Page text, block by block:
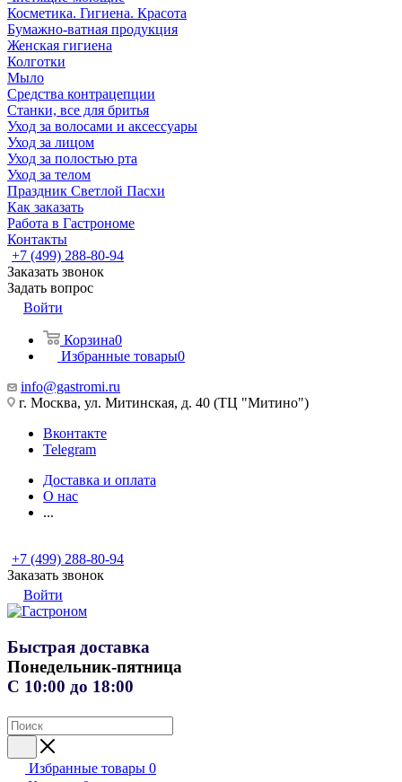
Косметика. Гигиена. Красота
Бумажно-ватная продукция
Женская гигиена
Колготки
Мыло
Средства контрацепции
Станки, все для бритья
Уход за волосами и аксессуары
Уход за лицом
Уход за полостью рта
Уход за телом
Праздник Светлой Пасхи
Как заказать
Работа в Гастрономе
Контакты
+7 (499) 288-80-94
Заказать звонок
Задать вопрос
Войти
Корзина0
Избранные товары0
info@gastromi.ru
г. Москва, ул. Митинская, д. 40 (ТЦ "Митино")
Вконтакте
Telegram
Доставка и оплата
О нас
...
+7 (499) 288-80-94
Заказать звонок
Войти
Быстрая доставка
Понедельник-пятница
С 10:00 до 18:00
Избранные товары 0